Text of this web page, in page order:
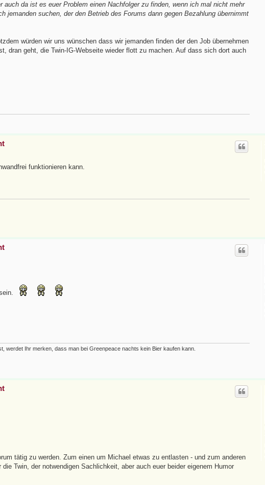
da ist es euer Problem einen Nachfolger zu finden, wenn ich mal nicht mehr
jemanden suchen, der den Betrieb des Forums dann gegen Bezahlung übernimmt
würden wir uns wünschen dass wir jemanden finden der den Job übernehmen
dran geht, die Twin-IG-Webseite wieder flott zu machen. Auf dass sich dort auch
funktionieren kann.
werdet Ihr merken, dass man bei Greenpeace nachts kein Bier kaufen kann.
tätig zu werden. Zum einen um Michael etwas zu entlasten - und zum anderen
Twin, der notwendigen Sachlichkeit, aber auch euer beider eigenem Humor